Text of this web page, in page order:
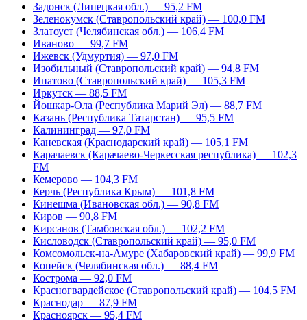
Задонск (Липецкая обл.) — 95,2 FM
Зеленокумск (Ставропольский край) — 100,0 FM
Златоуст (Челябинская обл.) — 106,4 FM
Иваново — 99,7 FM
Ижевск (Удмуртия) — 97,0 FM
Изобильный (Ставропольский край) — 94,8 FM
Ипатово (Ставропольский край) — 105,3 FM
Иркутск — 88,5 FM
Йошкар-Ола (Республика Марий Эл) — 88,7 FM
Казань (Республика Татарстан) — 95,5 FM
Калининград — 97,0 FM
Каневская (Краснодарский край) — 105,1 FM
Карачаевск (Карачаево-Черкесская республика) — 102,3
FM
Кемерово — 104,3 FM
Керчь (Республика Крым) — 101,8 FM
Кинешма (Ивановская обл.) — 90,8 FM
Киров — 90,8 FM
Кирсанов (Тамбовская обл.) — 102,2 FM
Кисловодск (Ставропольский край) — 95,0 FM
Комсомольск-на-Амуре (Хабаровский край) — 99,9 FM
Копейск (Челябинская обл.) — 88,4 FM
Кострома — 92,0 FM
Красногвардейское (Ставропольский край) — 104,5 FM
Краснодар — 87,9 FM
Красноярск — 95,4 FM